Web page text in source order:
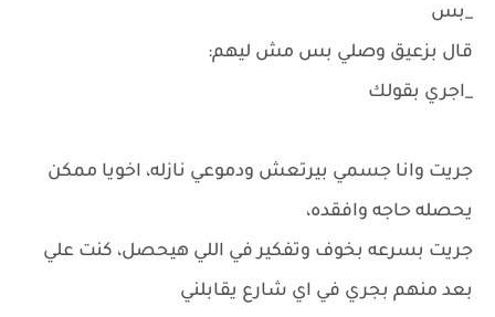
_بس
قال بزعيق وصلي بس مش ليهم:
_اجري بقولك
جريت وانا جسمي بيرتعش ودموعي نازله، اخويا ممكن
يحصله حاجه وافقده،
جريت بسرعه بخوف وتفكير في اللي هيحصل، كنت علي
بعد منهم بجري في اي شارع يقابلني